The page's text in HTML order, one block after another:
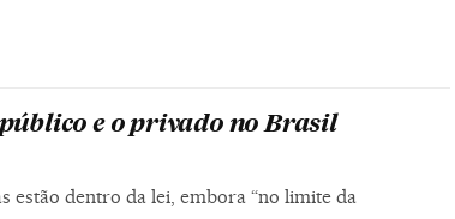
e o privado no Brasil
estão dentro da lei, embora “no limite da